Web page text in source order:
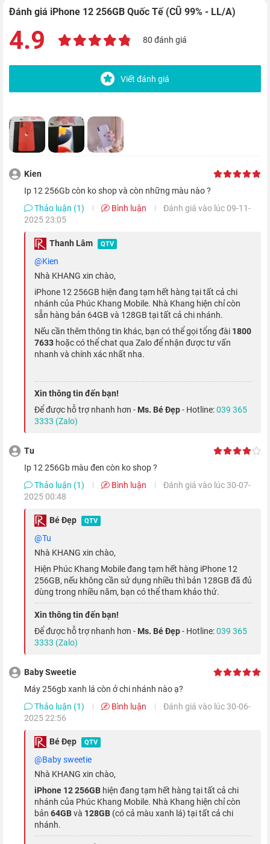
Bên cạnh đó, mặt sau của máy còn được Apple áp dụng quy
cho điện thoại. Khả năng chống bụi và nước chuẩn IP68, giúp
cho iPhone 12 like new có thể sống sót ở độ sâu 6 m trong 30
phút.
Màn hình giải trí OLED ấn tượng
Nếu năm ngoái màn hình của phiên bản tiêu chuẩn và Pro
đều được trang bị màn hình Super Retina XDR OLED sắc nét và
có màu sắc sống động, đem đến những hình ảnh chi tiết, sắc
nét và chân thật nhất.
Mặt khác, phiên bản iPhone 12 tiêu chuẩn còn được Nhà Táo
phủ thêm lớp kính Ceramic Shield, giúp nâng cao độ bền của
thiết bị khi có thể giảm thiểu tác động của việc rơi vỡ gấp 4
Vi xử lý mạnh mẽ nhất 2020
Mang đến "sức sống" cho
Bionic mới nhất, với tốc độ xử lý lên đến 3.1 GHz. Đây cũng là
con chip đầu tiên trên thế giới được sản xuất trên tiến trình
Đánh giá iPhone 12 256GB Quốc Tế (CŨ 99% - LL/A)
4.9 80 đánh giá
Viết đánh giá
Kien
Ip 12 256Gb còn ko shop và còn những màu nào ?
Thảo luận (1)
Bình luận
Đánh giá vào lúc 09-11-
2025 23:05
Thanh Lâm QTV
@kien
Nhà KHANG xin chào,
iPhone 12 256GB hiện đang tạm hết hàng tại tất cả chi
nhánh của Phúc Khang Mobile. Nhà Khang hiện chỉ còn
sẵn hàng bản 64GB và 128GB tại tất cả chi nhánh.
Nếu cần thêm thông tin khác, bạn có thể gọi tổng đài 1800
7633 hoặc có thể chat qua Zalo để nhận được tư vấn
nhanh và chính xác nhất nha.
Xin thông tin đến bạn!
Để được hỗ trợ nhanh hơn - Ms. Bé Đẹp- Hotline:039 365
3333 (Zalo)
Tu
Ip 12 256Gb màu đen còn ko shop ?
Thảo luận (1)
Bình luận
Đánh giá vào lúc 30-07-
2025 00:48
Bé Đẹp QTV
@Tu
Nhà KHANG xin chào,
Hiện Phúc Khang Mobile đang tạm hết hàng iPhone 12
256GB, nếu không cần sử dụng nhiều thì bản 128GB đã đủ
dùng trong nhiều năm, bạn có thể tham khảo thử.
Xin thông tin đến bạn!
Để được hỗ trợ nhanh hơn - Ms. Bé Đẹp- Hotline:039 365
3333 (Zalo)
Baby Sweetie
máy 256gb xanh lá còn ở chi nhánh nào ạ?
Thảo luận (1)
Bình luận
Đánh giá vào lúc 30-06-
2025 22:56
Bé Đẹp QTV
@baby sweetie
Nhà KHANG xin chào,
iPhone 12 256GB hiện đang tạm hết hàng tại tất cả chi
nhánh của Phúc Khang Mobile. Nhà Khang hiện chỉ còn
bản 64GBvà 128GB (có cả màu xanh lá) tại tất cả chi
nhánh.